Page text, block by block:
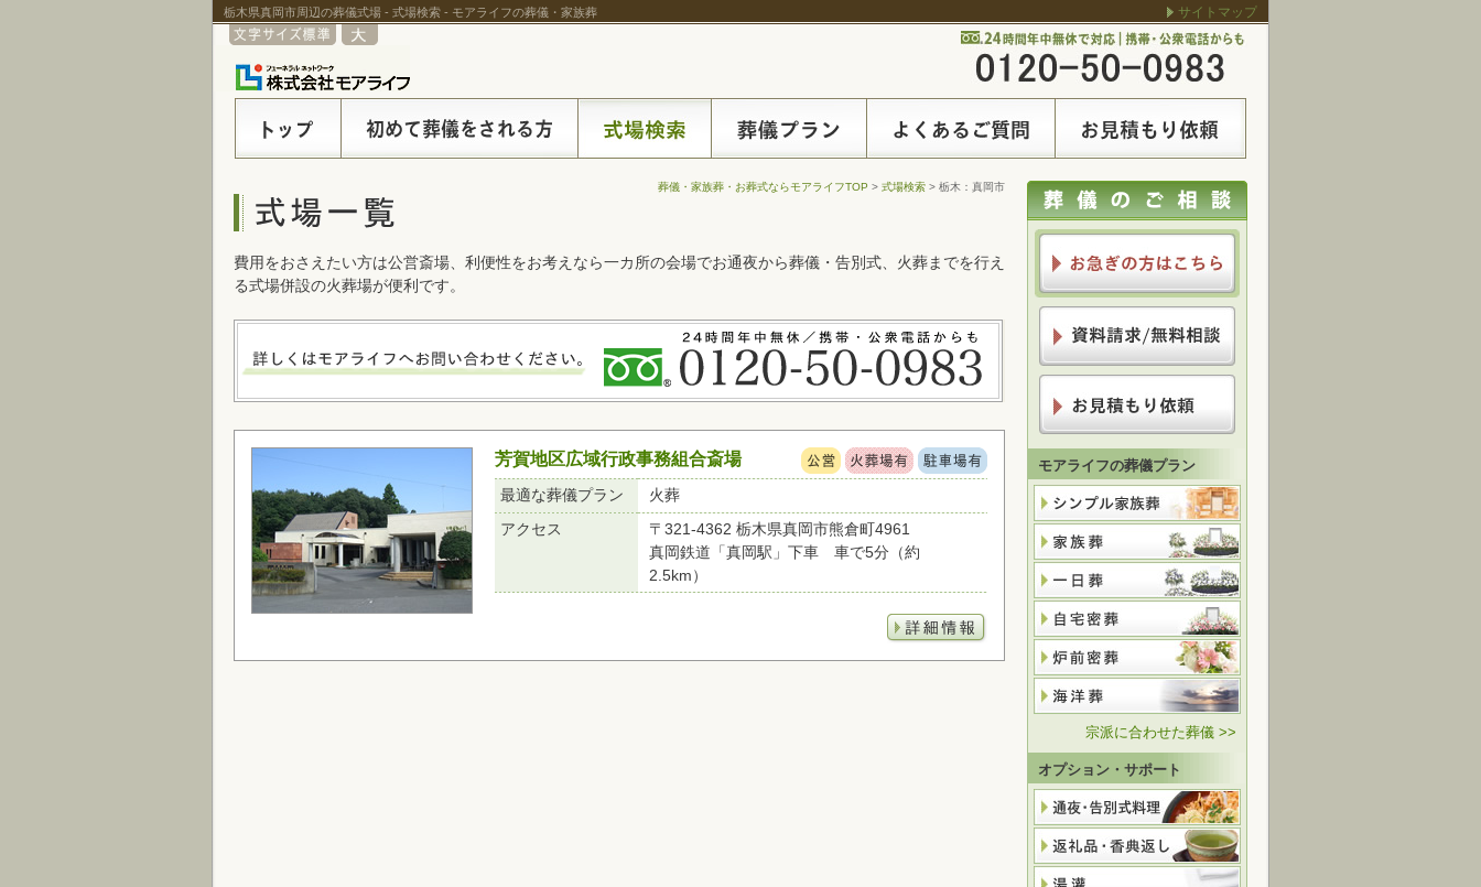
栃木県真岡市周辺の葬儀式場 - 式場検索 - モアライフの葬儀・家族葬 サイトマップ
葬儀・家族葬・お葬式ならモアライフTOP > 式場検索 > 栃木：真岡市
費用をおさえたい方は公営斎場、利便性をお考えなら一カ所の会場でお通夜から葬儀・告別式、火葬までを行え
る式場併設の火葬場が便利です。
芳賀地区広域行政事務組合斎場
最適な葬儀プラン
火葬
アクセス
〒321-4362 栃木県真岡市熊倉町4961
真岡鉄道「真岡駅」下車 車で5分（約
2.5km）
モアライフの葬儀プラン
宗派に合わせた葬儀 >>
オプション・サポート